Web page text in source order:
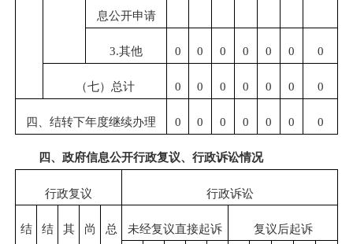
息公开申请
3.其他 0 0 0 0 0 0 0
（七）总计 0 0 0 0 0 0 0
四、结转下年度继续办理 0 0 0 0 0 0 0
四、政府信息公开行政复议、行政诉讼情况
行政复议 行政诉讼
结
结
其
尚
总
未经复议直接起诉 复议后起诉